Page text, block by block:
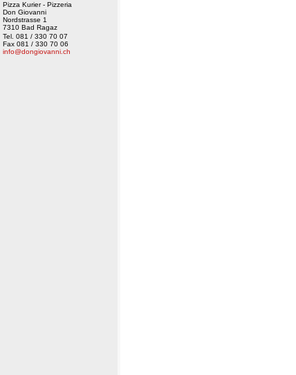
Pizza Kurier - Pizzeria
Don Giovanni
Nordstrasse 1
7310 Bad Ragaz
Tel. 081 / 330 70 07
Fax 081 / 330 70 06
info@dongiovanni.ch